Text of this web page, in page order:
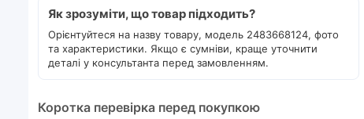
Як зрозуміти, що товар підходить?
Орієнтуйтеся на назву товару, модель 2483668124, фото
та характеристики. Якщо є сумніви, краще уточнити
деталі у консультанта перед замовленням.
Коротка перевірка перед покупкою